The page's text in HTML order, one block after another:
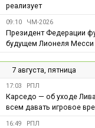
реализует
09:10 ЧМ-2026
Президент Федерации
будущем Лионеля Месси
7 августа, пятница
17:03 РПЛ
Карседо — об уходе
всем давать игровое
16:49 РПЛ